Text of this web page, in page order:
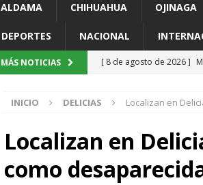
ALDAMA CHIHUAHUA OJINAGA
DEPORTES NACIONAL
MÁS NOTICIAS [ 8 de agosto de 2026 ]
[ 8 de agosto de 2026 ]
[ 8 de agosto de 2026 ]
[ 8 de agosto de 2026 ]
INICIO DELICIAS Localizan en
Localizan en
como